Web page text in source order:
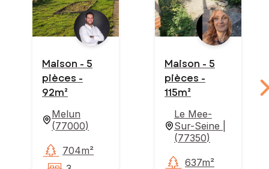
Maison - 5
pièces -
92m²
Melun
(77000)
704m²
Maison - 5
pièces -
115m²
Le Mee-
Sur-Seine |
(77350)
637m²